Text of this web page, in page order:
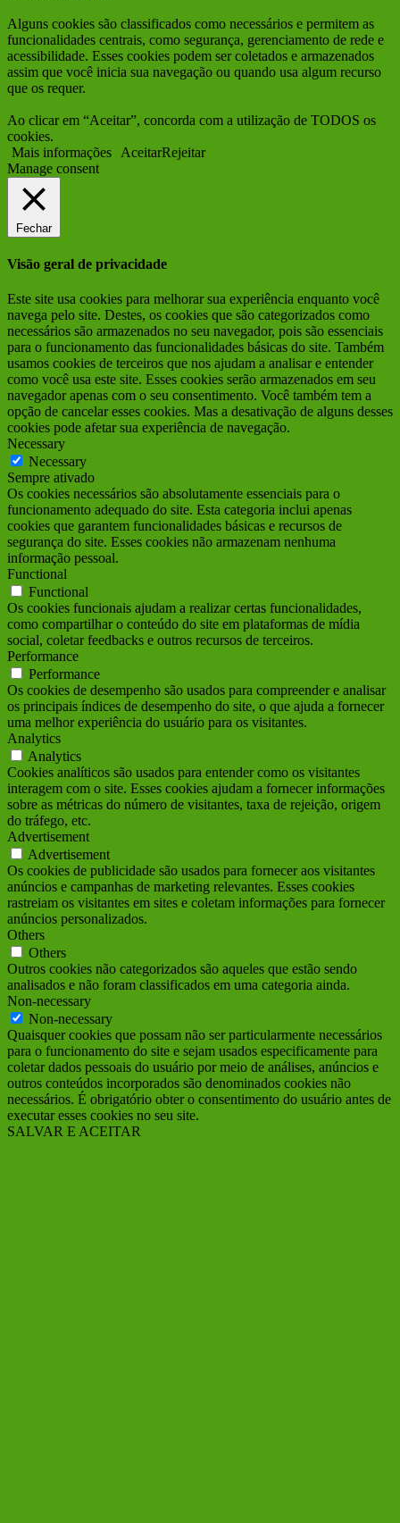
Alguns cookies são classificados como necessários e permitem as
funcionalidades centrais, como segurança, gerenciamento de rede e
acessibilidade. Esses cookies podem ser coletados e armazenados
assim que você inicia sua navegação ou quando usa algum recurso
que os requer.
Ao clicar em “Aceitar”, concorda com a utilização de TODOS os
cookies.
Mais informações
AceitarRejeitar
Manage consent
Fechar
Visão geral de privacidade
Este site usa cookies para melhorar sua experiência enquanto você
navega pelo site. Destes, os cookies que são categorizados como
necessários são armazenados no seu navegador, pois são essenciais
para o funcionamento das funcionalidades básicas do site. Também
usamos cookies de terceiros que nos ajudam a analisar e entender
como você usa este site. Esses cookies serão armazenados em seu
navegador apenas com o seu consentimento. Você também tem a
opção de cancelar esses cookies. Mas a desativação de alguns desses
cookies pode afetar sua experiência de navegação.
Necessary
Necessary
Sempre ativado
Os cookies necessários são absolutamente essenciais para o
funcionamento adequado do site. Esta categoria inclui apenas
cookies que garantem funcionalidades básicas e recursos de
segurança do site. Esses cookies não armazenam nenhuma
informação pessoal.
Functional
Functional
Os cookies funcionais ajudam a realizar certas funcionalidades,
como compartilhar o conteúdo do site em plataformas de mídia
social, coletar feedbacks e outros recursos de terceiros.
Performance
Performance
Os cookies de desempenho são usados para compreender e analisar
os principais índices de desempenho do site, o que ajuda a fornecer
uma melhor experiência do usuário para os visitantes.
Analytics
Analytics
Cookies analíticos são usados para entender como os visitantes
interagem com o site. Esses cookies ajudam a fornecer informações
sobre as métricas do número de visitantes, taxa de rejeição, origem
do tráfego, etc.
Advertisement
Advertisement
Os cookies de publicidade são usados para fornecer aos visitantes
anúncios e campanhas de marketing relevantes. Esses cookies
rastreiam os visitantes em sites e coletam informações para fornecer
anúncios personalizados.
Others
Others
Outros cookies não categorizados são aqueles que estão sendo
analisados e não foram classificados em uma categoria ainda.
Non-necessary
Non-necessary
Quaisquer cookies que possam não ser particularmente necessários
para o funcionamento do site e sejam usados ​​especificamente para
coletar dados pessoais do usuário por meio de análises, anúncios e
outros conteúdos incorporados são denominados cookies não
necessários. É obrigatório obter o consentimento do usuário antes de
executar esses cookies no seu site.
SALVAR E ACEITAR